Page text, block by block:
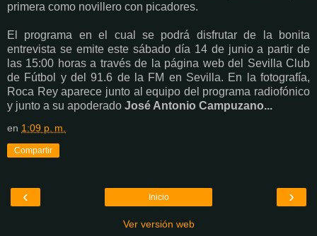
primera como novillero con picadores.
El programa en el cual se podrá disfrutar de la bonita
entrevista se emite este sábado día 14 de junio a partir de
las 15:00 horas a través de la página web del Sevilla Club
de Fútbol y del 91.6 de la FM en Sevilla. En la fotografía,
Roca Rey aparece junto al equipo del programa radiofónico
y junto a su apoderado José Antonio Campuzano...
en 1:09 p. m.
Compartir
‹ ›
Inicio
Ver versión web